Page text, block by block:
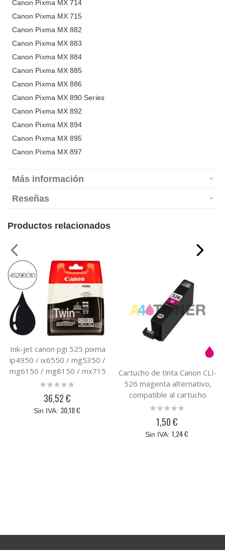
Canon Pixma MX 714
Canon Pixma MX 715
Canon Pixma MX 882
Canon Pixma MX 883
Canon Pixma MX 884
Canon Pixma MX 885
Canon Pixma MX 886
Canon Pixma MX 890 Series
Canon Pixma MX 892
Canon Pixma MX 894
Canon Pixma MX 895
Canon Pixma MX 897
Más información
Reseñas
Productos relacionados
Ink-jet canon pgi 525 pixma
ip4950 / ix6550 / mg5350 /
mg6150 / mg8150 / mx715
/ mx885 / mx892 negro 341
Rating:
36,52 €
30,18 €
Cartucho de tinta Canon CLI-
526 magenta alternativo,
compatible al cartucho
original Canon 4542B001
Rating:
1,50 €
1,24 €